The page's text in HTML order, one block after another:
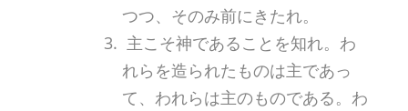
つつ、そのみ前にきたれ。
主こそ神であることを知れ。わ
れらを造られたものは主であっ
て、われらは主のものである。わ